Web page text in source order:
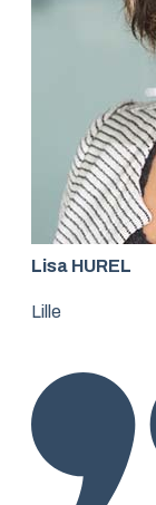
Lisa HUREL
Lille